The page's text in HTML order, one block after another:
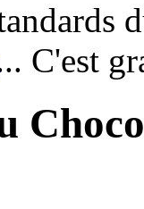
C'est